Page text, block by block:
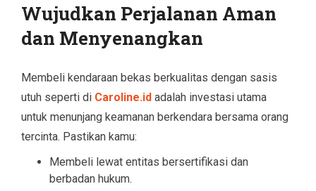
Wujudkan Perjalanan Aman
dan Menyenangkan
Membeli kendaraan bekas berkualitas dengan sasis
utuh seperti di Caroline.id adalah investasi utama
untuk menunjang keamanan berkendara bersama orang
tercinta. Pastikan kamu:
Membeli lewat entitas bersertifikasi dan
berbadan hukum.